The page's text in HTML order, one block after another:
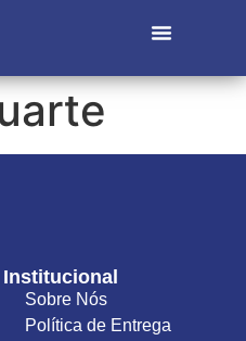
Institucional
Sobre Nós
Política de Entrega